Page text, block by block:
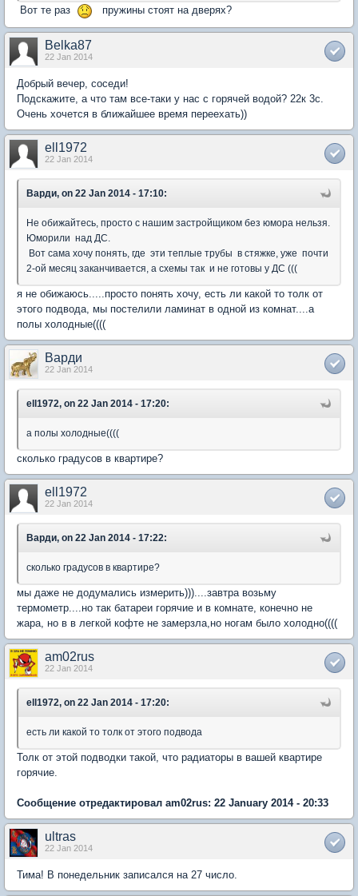
Вот те раз пружины стоят на дверях?
Belka87
22 Jan 2014
Добрый вечер, соседи!
Подскажите, а что там все-таки у нас с горячей водой? 22к 3с.
Очень хочется в ближайшее время переехать))
ell1972
22 Jan 2014
Варди, on 22 Jan 2014 - 17:10:
Не обижайтесь, просто с нашим застройщиком без юмора нельзя.
Юморили над ДС.
Вот сама хочу понять, где эти теплые трубы в стяжке, уже почти
2-ой месяц заканчивается, а схемы так и не готовы у ДС (((
я не обижаюсь.....просто понять хочу, есть ли какой то толк от
этого подвода, мы постелили ламинат в одной из комнат....а
полы холодные((((
Варди
22 Jan 2014
ell1972, on 22 Jan 2014 - 17:20:
а полы холодные((((
сколько градусов в квартире?
ell1972
22 Jan 2014
Варди, on 22 Jan 2014 - 17:22:
сколько градусов в квартире?
мы даже не додумались измерить)))....завтра возьму
термометр....но так батареи горячие и в комнате, конечно не
жара, но в в легкой кофте не замерзла,но ногам было холодно((((
am02rus
22 Jan 2014
ell1972, on 22 Jan 2014 - 17:20:
есть ли какой то толк от этого подвода
Толк от этой подводки такой, что радиаторы в вашей квартире
горячие.
Сообщение отредактировал am02rus: 22 January 2014 - 20:33
ultras
22 Jan 2014
Тима! В понедельник записался на 27 число.